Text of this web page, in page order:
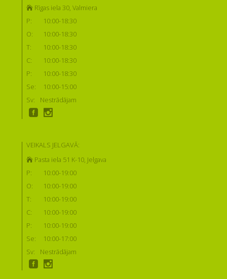
Rīgas iela 30, Valmiera
P:
10:00-18:30
O:
10:00-18:30
T:
10:00-18:30
C:
10:00-18:30
P:
10:00-18:30
Se:
10:00-15:00
Sv:
Nestrādājam
VEIKALS JELGAVĀ:
Pasta iela 51 K-10, Jelgava
P:
10:00-19:00
O:
10:00-19:00
T:
10:00-19:00
C:
10:00-19:00
P:
10:00-19:00
Se:
10:00-17:00
Sv:
Nestrādājam